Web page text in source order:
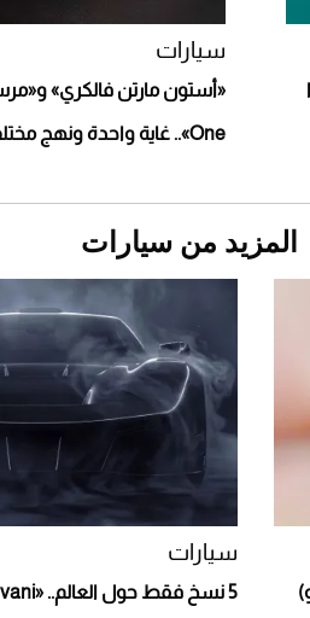
Aston Martin Valiant: على هوى الأبطال
سيارات
One».. غاية واحدة ونهج مختلف
المزيد من سيارات
سيارات